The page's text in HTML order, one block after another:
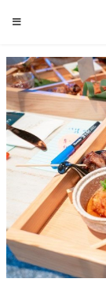
繁
中
EN
登
入
冊
生
日
#
拍
拖
好
#
室
內
好